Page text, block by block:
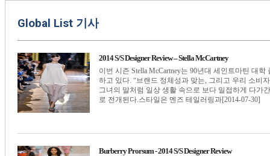
Global List 기사
2014 S/S Designer Review – Stella McCartney
이번 시즌 Stella McCartney는 90년대 세인트마틴 대
하고 있다. “브랜드 정체성과 맞는, 그리고 우리 소비
그녀의 말처럼 일상 생활 속으로 보다 밀접하게 다가
로 전개된다.스타일은 멘즈 테일러링과[2014-07-30]
Burberry Prorsum - 2014 S/S Designer Review